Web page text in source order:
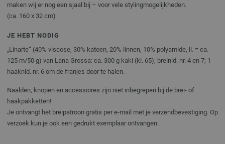
maken wij er nog een sjaal bij – voor vele stylingmogelijkheden.
(ca. 160 x 32 cm)
JE HEBT NODIG
„Linarte“ (40% viscose, 30% katoen, 20% linnen, 10% polyamide, ll. = ca.
125 m/50 g) van Lana Grossa: ca. 300 g kaki (kl. 65); breinld. nr. 4 en 7; 1
haaknld. nr. 6 om de franjes door te halen.
Naalden, knopen en accessoires zijn niet inbegrepen bij de brei- of
haakpakketten!
Je ontvangt het breipatroon gratis per e-mail met je verzendbevestiging. Op
verzoek kun je ook een gedrukt exemplaar ontvangen.